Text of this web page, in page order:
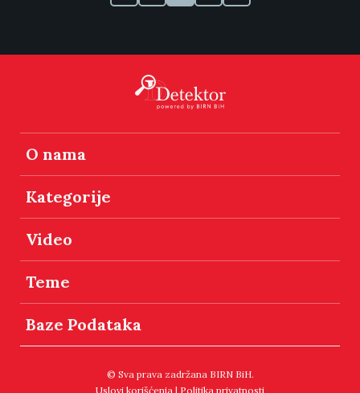
O nama
Kategorije
Video
Teme
Baze Podataka
© Sva prava zadržana BIRN BiH.
Uslovi korišćenja | Politika privatnosti